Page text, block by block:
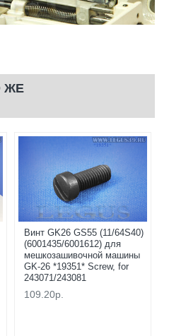
ЖЕ
Винт GK26 GS55 (11/64S40)
(6001435/6001612) для
мешкозашивочной машины
GK-26 *19351* Screw, for
243071/243081
109.20р.